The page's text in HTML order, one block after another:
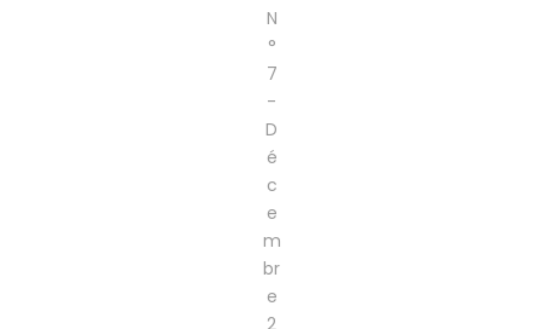
N
°
7
-
D
é
c
e
m
br
e